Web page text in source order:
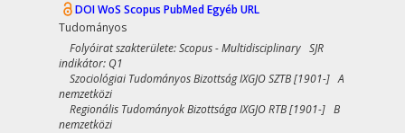
DOIWoS Scopus PubMedEgyéb URL
Tudományos
Folyóirat szakterülete: Scopus - Multidisciplinary SJR
indikátor: Q1
Szociológiai Tudományos Bizottság IXGJO SZTB [1901-] A
nemzetközi
Regionális Tudományok Bizottsága IXGJO RTB [1901-] B
nemzetközi